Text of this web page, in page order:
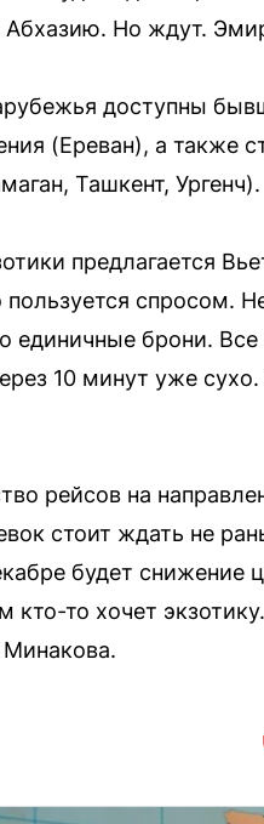
Но ждут.
доступны
(Ереван), а также
Ташкент, Ургенч).
предлагается
спросом.
единичные брони.
10 минут уже
рейсов на
стоит ждать не
будет снижение
кто-то хочет